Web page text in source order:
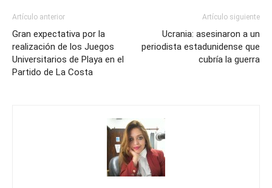
Artículo anterior
Gran expectativa por la
realización de los Juegos
Universitarios de Playa en el
Partido de La Costa
Artículo siguiente
Ucrania: asesinaron a un
periodista estadunidense que
cubría la guerra